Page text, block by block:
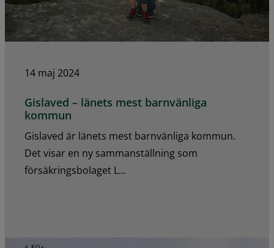
14 maj 2024
Gislaved – länets mest barnvänliga
kommun
Gislaved är länets mest barnvänliga kommun.
Det visar en ny sammanställning som
försäkringsbolaget L...